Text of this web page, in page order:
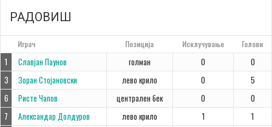
РАДОВИШ
Играч Позиција Исклучување Голови
1 Славјан Паунов голман 0
0
3
Зоран Стојановски лево крило 0
5
6
Ристе Чапов централен бек 0
0
7
Александар Долдуров лево крило 1
1